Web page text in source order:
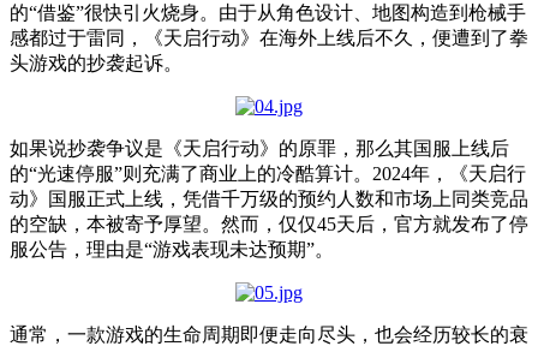
的“借鉴”很快引火烧身。由于从角色设计、地图构造到枪械手
感都过于雷同，《天启行动》在海外上线后不久，便遭到了拳
头游戏的抄袭起诉。
如果说抄袭争议是《天启行动》的原罪，那么其国服上线后
的“光速停服”则充满了商业上的冷酷算计。2024年，《天启行
动》国服正式上线，凭借千万级的预约人数和市场上同类竞品
的空缺，本被寄予厚望。然而，仅仅45天后，官方就发布了停
服公告，理由是“游戏表现未达预期”。
通常，一款游戏的生命周期即便走向尽头，也会经历较长的衰